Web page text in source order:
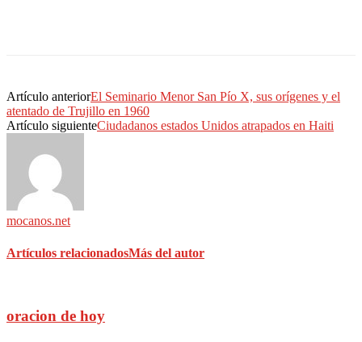
Artículo anteriorEl Seminario Menor San Pío X, sus orígenes y el
atentado de Trujillo en 1960
Artículo siguienteCiudadanos estados Unidos atrapados en Haiti
mocanos.net
Artículos relacionadosMás del autor
oracion de hoy